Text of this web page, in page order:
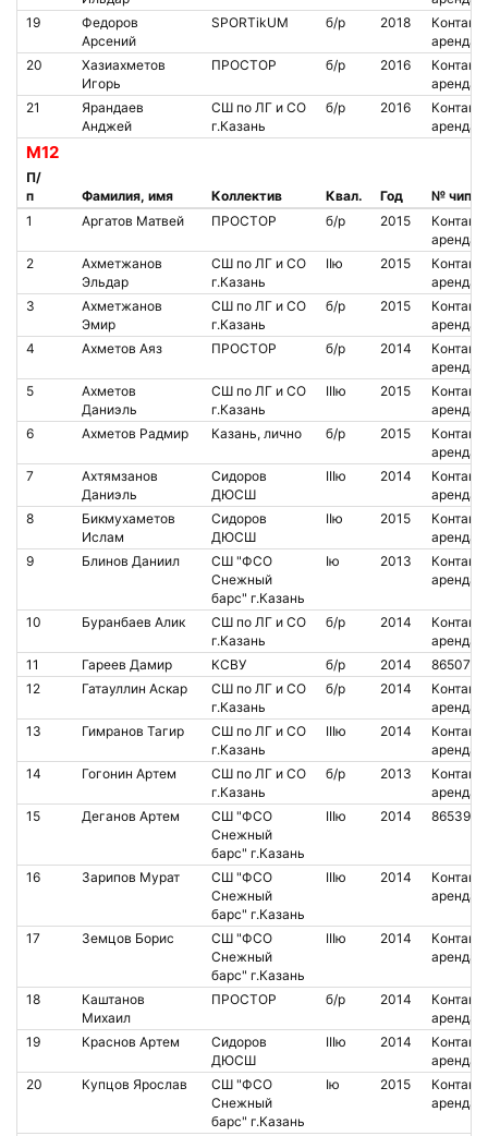
19
Федоров
Арсений
SPORTikUM б/р 2018
Контакт.
аренда
20
Хазиахметов
Игорь
ПРОСТОР б/р 2016
Контакт.
аренда
21
Ярандаев
Анджей
СШ по ЛГ и СО
г.Казань
б/р 2016
Контакт.
аренда
М12
П/
п
Фамилия, имя Коллектив Квал. Год
№ чипа
1
Аргатов Матвей ПРОСТОР б/р 2015
Контакт.
аренда
2
Ахметжанов
Эльдар
СШ по ЛГ и СО
г.Казань
IIю 2015
Контакт.
аренда
3
Ахметжанов
Эмир
СШ по ЛГ и СО
г.Казань
б/р 2015
Контакт.
аренда
4
Ахметов Аяз ПРОСТОР б/р 2014
Контакт.
аренда
5
Ахметов
Даниэль
СШ по ЛГ и СО
г.Казань
IIIю 2015
Контакт.
аренда
6
Ахметов Радмир Казань, лично б/р 2015
Контакт.
аренда
7
Ахтямзанов
Даниэль
Сидоров
ДЮСШ
IIIю 2014
Контакт.
аренда
8
Бикмухаметов
Ислам
Сидоров
ДЮСШ
IIю 2015
Контакт.
аренда
9
Блинов Даниил
СШ "ФСО
Снежный
барс" г.Казань
Iю 2013
Контакт.
аренда
10 Буранбаев Алик
СШ по ЛГ и СО
г.Казань
б/р 2014
Контакт.
аренда
11
Гареев Дамир КСВУ б/р 2014
8650765
12
Гатауллин Аскар
СШ по ЛГ и СО
г.Казань
б/р 2014
Контакт.
аренда
13
Гимранов Тагир
СШ по ЛГ и СО
г.Казань
IIIю 2014
Контакт.
аренда
14
Гогонин Артем
СШ по ЛГ и СО
г.Казань
б/р 2013
Контакт.
аренда
15
Деганов Артем
СШ "ФСО
Снежный
барс" г.Казань
IIIю 2014 8653930
16 Зарипов Мурат
СШ "ФСО
Снежный
барс" г.Казань
IIIю 2014
Контакт.
аренда
17 Земцов Борис
СШ "ФСО
Снежный
барс" г.Казань
IIIю 2014
Контакт.
аренда
18
Каштанов
Михаил
ПРОСТОР б/р 2014
Контакт.
аренда
19
Краснов Артем
Сидоров
ДЮСШ
IIIю 2014
Контакт.
аренда
20
Купцов Ярослав
СШ "ФСО
Снежный
барс" г.Казань
Iю 2015
Контакт.
аренда